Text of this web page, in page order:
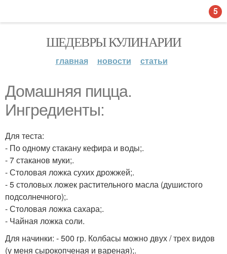
ШЕДЕВРЫ КУЛИНАРИИ
главная новости статьи
Домашняя пицца.
Ингредиенты:
Для теста:
- По одному стакану кефира и воды;.
- 7 стаканов муки;.
- Столовая ложка сухих дрожжей;.
- 5 столовых ложек растительного масла (душистого
подсолнечного);.
- Столовая ложка сахара;.
- Чайная ложка соли.
Для начинки: - 500 гр. Колбасы можно двух / трех видов
(у меня сырокопченая и вареная);.
5